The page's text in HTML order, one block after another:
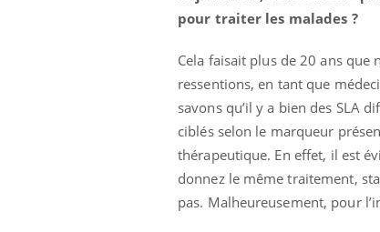
pour traiter les malades ?
Cela faisait plus de 20 ans
ressentions, en tant que
savons qu’il y a bien des SLA
ciblés selon le marqueur
thérapeutique. En effet, il est
donnez le même traitement,
pas. Malheureusement, pour